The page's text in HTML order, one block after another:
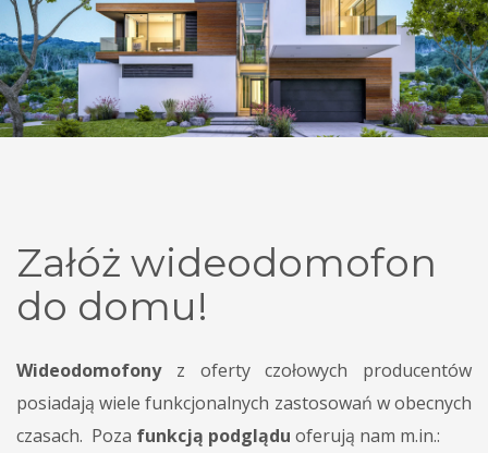
Załóż wideodomofon
do domu!
Wideodomofonyz oferty czołowych producentów
posiadają wiele funkcjonalnych zastosowań w obecnych
czasach. Poza funkcją podglądu oferują nam m.in.: